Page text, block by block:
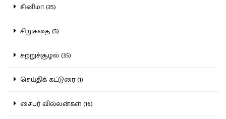
சினிமா (35)
சிறுகதை (5)
சுற்றுச்சூழல் (35)
செய்திக் கட்டுரை (1)
சைபர் வில்லன்கள் (16)